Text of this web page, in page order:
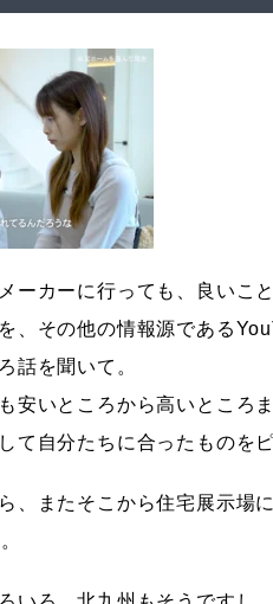
ーカーに行っても、良いこ
、その他の情報源である
話を聞いて。
安いところから高いところ
て自分たちに合ったものを
、またそこから住宅展示場